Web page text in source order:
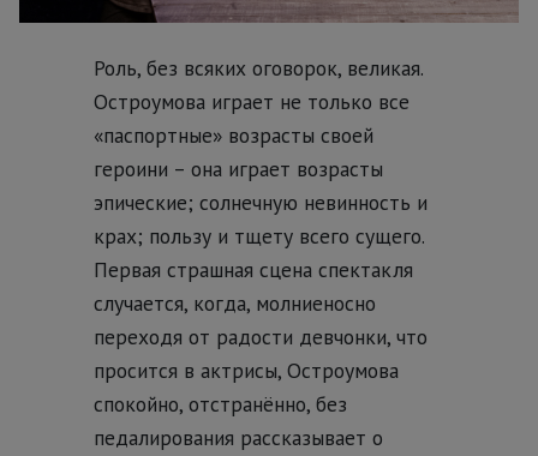
Роль, без всяких оговорок, великая.
Остроумова играет не только все
«паспортные» возрасты своей
героини – она играет возрасты
эпические; солнечную невинность и
крах; пользу и тщету всего сущего.
Первая страшная сцена спектакля
случается, когда, молниеносно
переходя от радости девчонки, что
просится в актрисы, Остроумова
спокойно, отстранённо, без
педалирования рассказывает о